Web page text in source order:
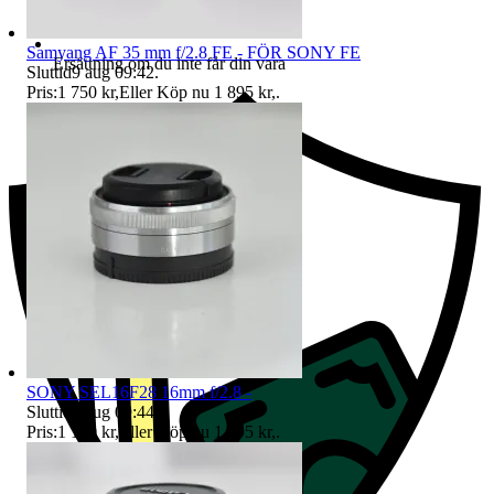
Ersättning om du inte får din vara
Samyang AF 35 mm f/2.8 FE - FÖR SONY FE
Sluttid9 aug 09:42.
Pris:1 750 kr,Eller Köp nu 1 895 kr,.
SONY SEL16F28 16mm f/2.8 -
Sluttid
9 aug 09:44
Pris:1 100 kr, Eller Köp nu 1 495 kr,.